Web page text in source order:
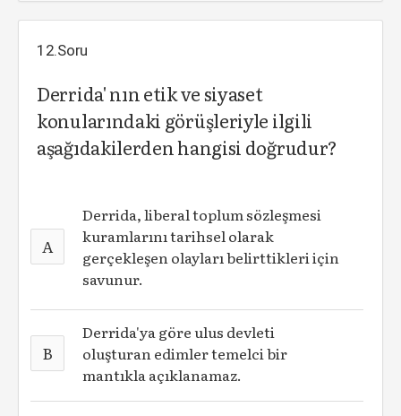
12.Soru
Derrida' nın etik ve siyaset
konularındaki görüşleriyle ilgili
aşağıdakilerden hangisi doğrudur?
A
Derrida, liberal toplum sözleşmesi
kuramlarını tarihsel olarak
gerçekleşen olayları belirttikleri için
savunur.
B
Derrida'ya göre ulus devleti
oluşturan edimler temelci bir
mantıkla açıklanamaz.